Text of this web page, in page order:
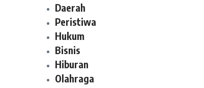
Daerah
Peristiwa
Hukum
Bisnis
Hiburan
Olahraga